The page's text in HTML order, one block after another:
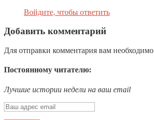
Войдите, чтобы ответить
Добавить комментарий
Для отправки комментария вам необходимо
Постоянному читателю:
Лучшие истории недели на ваш email